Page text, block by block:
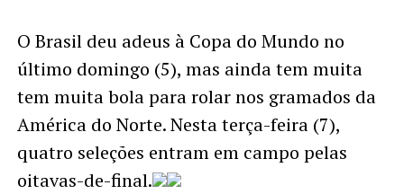
O Brasil deu adeus à Copa do Mundo no
último domingo (5), mas ainda tem muita
tem muita bola para rolar nos gramados da
América do Norte. Nesta terça-feira (7),
quatro seleções entram em campo pelas
oitavas-de-final.